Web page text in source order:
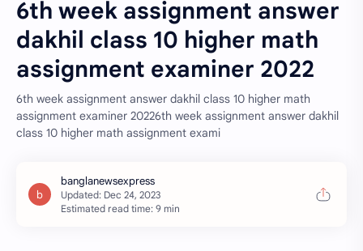
6th week assignment answer
dakhil class 10 higher math
assignment examiner 2022
6th week assignment answer dakhil class 10 higher math
assignment examiner 20226th week assignment answer dakhil
class 10 higher math assignment exami
Estimated read time: 9 min